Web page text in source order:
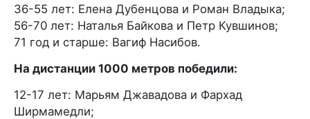
36-55 лет: Елена Дубенцова и Роман Владыка;
56-70 лет: Наталья Байкова и Петр Кувшинов;
71 год и старше: Вагиф Насибов.
На дистанции 1000 метров победили:
12-17 лет: Марьям Джавадова и Фархад
Ширмамедли;